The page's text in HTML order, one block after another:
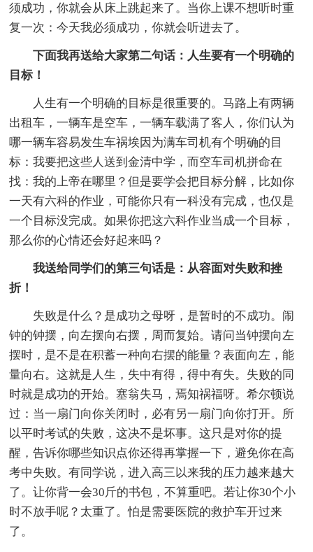
须成功，你就会从床上跳起来了。当你上课不想听时重
复一次：今天我必须成功，你就会听进去了。
下面我再送给大家第二句话：人生要有一个明确的
目标！
人生有一个明确的目标是很重要的。马路上有两辆
出租车，一辆车是空车，一辆车载满了客人，你们认为
哪一辆车容易发生车祸埃因为满车司机有个明确的目
标：我要把这些人送到金清中学，而空车司机拼命在
找：我的上帝在哪里？但是要学会把目标分解，比如你
一天有六科的作业，可能你只有一科没有完成，也仅是
一个目标没完成。如果你把这六科作业当成一个目标，
那么你的心情还会好起来吗？
我送给同学们的第三句话是：从容面对失败和挫
折！
失败是什么？是成功之母呀，是暂时的不成功。闹
钟的钟摆，向左摆向右摆，周而复始。请问当钟摆向左
摆时，是不是在积蓄一种向右摆的能量？表面向左，能
量向右。这就是人生，失中有得，得中有失。失败的同
时就是成功的开始。塞翁失马，焉知祸福呀。希尔顿说
过：当一扇门向你关闭时，必有另一扇门向你打开。所
以平时考试的失败，这决不是坏事。这只是对你的提
醒，告诉你哪些知识点你还得再掌握一下，避免你在高
考中失败。有同学说，进入高三以来我的压力越来越大
了。让你背一会30斤的书包，不算重吧。若让你30个小
时不放手呢？太重了。怕是需要医院的救护车开过来
了。